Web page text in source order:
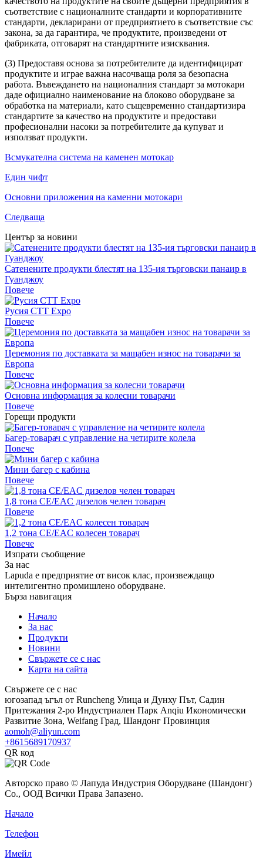
съответствие с националните стандарти и корпоративните
стандарти, декларирани от предприятието в съответствие със
закона, за да гарантира, че продуктите, произведени от
фабриката, отговарят на стандартните изисквания.
(3) Предоставя основа за потребителите да идентифицират
продуктите и играе важна насочваща роля за безопасна
работа. Въвеждането на националния стандарт за мотокари
даде официално наименование на блоково оборудване за
обработка на материали, като същевременно стандартизира
стандартите за качество на продуктите и предостави
професионални насоки за потребителите да купуват и
използват продукти.
Всмукателна система на каменен мотокар
Един чифт
Основни приложения на каменни мотокари
Следваща
Център за новини
Сатенените продукти блестят на 135-ия търговски панаир в
Гуанджоу
Повече
Русия CTT Expo
Повече
Церемония по доставката за мащабен износ на товарачи за
Европа
Повече
Основна информация за колесни товарачи
Повече
Горещи продукти
Багер-товарач с управление на четирите колела
Повече
Мини багер с кабина
Повече
1,8 тона CE/EAC дизелов челен товарач
Повече
1,2 тона CE/EAC колесен товарач
Повече
Изпрати съобщение
За нас
Lapuda е предприятие от висок клас, произвеждащо
интелигентно промишлено оборудване.
Бърза навигация
Начало
За нас
Продукти
Новини
Свържете се с нас
Карта на сайта
Свържете се с нас
югозапад ъгъл от Runcheng Улица и Дунху Път, Садин
Притежания 2-ро Индустриален Парк Anqiu Икономически
Развитие Зона, Weifang Град, Шандонг Провинция
aomoh@aliyun.com
+8615689170937
QR код
Авторско право © Лапуда Индустрия Оборудване (Шандонг)
Co., ООД Всички Права Запазено.
Начало
Телефон
Имейл